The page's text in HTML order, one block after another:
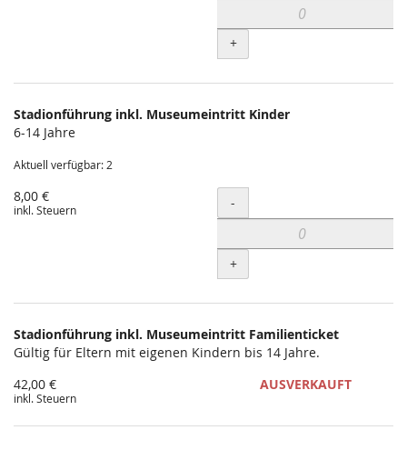
+
Stadionführung inkl. Museumeintritt Kinder
6-14 Jahre
Aktuell verfügbar: 2
8,00 €
inkl. Steuern Menge
-
+
Stadionführung inkl. Museumeintritt Familienticket
Gültig für Eltern mit eigenen Kindern bis 14 Jahre.
42,00 €
inkl. Steuern
AUSVERKAUFT